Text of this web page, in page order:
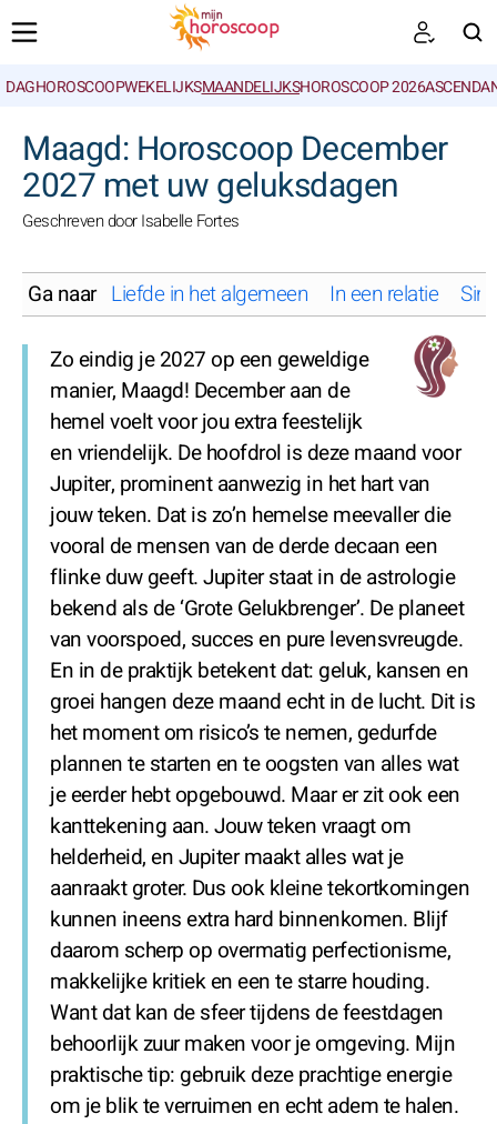
DAGHOROSCOOPWEKELIJKSMAANDELIJKSHOROSCOOP 2026
Maagd: Horoscoop December
2027 met uw geluksdagen
Geschreven door Isabelle Fortes
Ga naar Liefde in het algemeen In een relatie
Zo eindig je 2027 op een geweldige
manier, Maagd! December aan de
hemel voelt voor jou extra feestelijk
en vriendelijk. De hoofdrol is deze maand voor
Jupiter, prominent aanwezig in het hart van
jouw teken. Dat is zo’n hemelse meevaller die
vooral de mensen van de derde decaan een
flinke duw geeft. Jupiter staat in de astrologie
bekend als de ‘Grote Gelukbrenger’. De planeet
van voorspoed, succes en pure levensvreugde.
En in de praktijk betekent dat: geluk, kansen en
groei hangen deze maand echt in de lucht. Dit is
het moment om risico’s te nemen, gedurfde
plannen te starten en te oogsten van alles wat
je eerder hebt opgebouwd. Maar er zit ook een
kanttekening aan. Jouw teken vraagt om
helderheid, en Jupiter maakt alles wat je
aanraakt groter. Dus ook kleine tekortkomingen
kunnen ineens extra hard binnenkomen. Blijf
daarom scherp op overmatig perfectionisme,
makkelijke kritiek en een te starre houding.
Want dat kan de sfeer tijdens de feestdagen
behoorlijk zuur maken voor je omgeving. Mijn
praktische tip: gebruik deze prachtige energie
om je blik te verruimen en echt adem te halen.